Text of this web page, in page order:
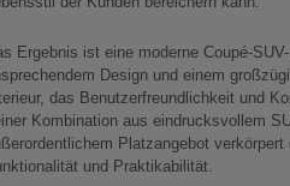
Ergebnis ist eine moderne Coupé-
Design und einem
das Benutzerfreundlichkeit und
Kombination aus eindrucksvollem
Platzangebot verkörpert
und Praktikabilität.